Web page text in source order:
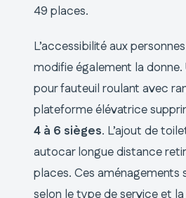
49 places.
L’accessibilité aux
modifie également la
pour fauteuil roulant avec
plateforme élévatrice
4 à 6 sièges. L’ajout de
autocar longue distance
places. Ces aménagements
selon le type de service et